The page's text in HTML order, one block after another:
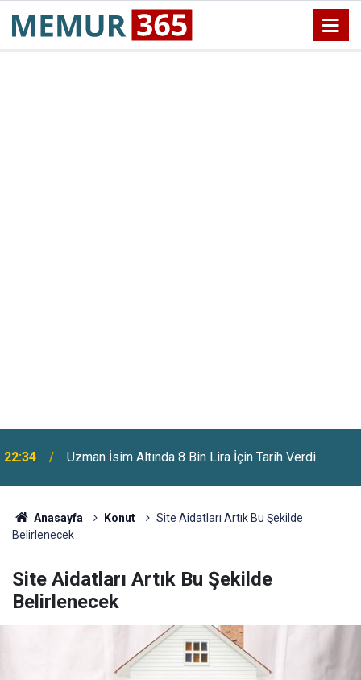
22:07
Benzine Bir Zam Daha Geliyor: Pazartesi Gecesi
Fiyatlar Değişecek
Anasayfa Konut
Site Aidatları Artık Bu Şekilde
Belirlenecek
Site Aidatları Artık Bu Şekilde
Belirlenecek